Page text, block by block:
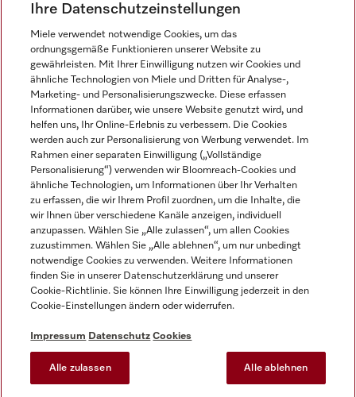
AGB
Datenschutz
Nutzungsbedingungen
Barrierefreiheitserklärung
EU-Gesetzen über digitale Dienste
Cookie-Einstellungen
Miele auf Instagram
Miele auf Facebook
Miele auf Youtube
Ihre Datenschutzeinstellungen
Miele verwendet notwendige Cookies, um das
ordnungsgemäße Funktionieren unserer Website zu
gewährleisten. Mit Ihrer Einwilligung nutzen wir Cookies und
ähnliche Technologien von Miele und Dritten für Analyse-,
Marketing- und Personalisierungszwecke. Diese erfassen
Informationen darüber, wie unsere Website genutzt wird, und
helfen uns, Ihr Online-Erlebnis zu verbessern. Die Cookies
werden auch zur Personalisierung von Werbung verwendet. Im
Rahmen einer separaten Einwilligung („Vollständige
Personalisierung“) verwenden wir Bloomreach-Cookies und
ähnliche Technologien, um Informationen über Ihr Verhalten
zu erfassen, die wir Ihrem Profil zuordnen, um die Inhalte, die
wir Ihnen über verschiedene Kanäle anzeigen, individuell
anzupassen. Wählen Sie „Alle zulassen“, um allen Cookies
zuzustimmen. Wählen Sie „Alle ablehnen“, um nur unbedingt
notwendige Cookies zu verwenden. Weitere Informationen
finden Sie in unserer Datenschutzerklärung und unserer
Cookie-Richtlinie. Sie können Ihre Einwilligung jederzeit in den
Cookie-Einstellungen ändern oder widerrufen.
Impressum Datenschutz Cookies
Alle zulassen Alle ablehnen